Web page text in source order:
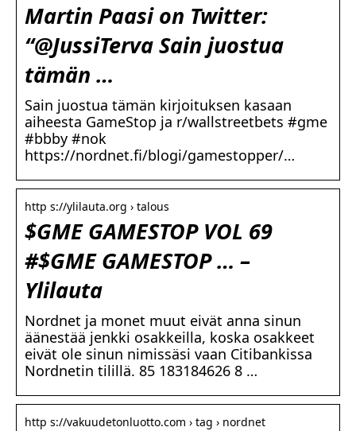
Martin Paasi on Twitter:
“@JussiTerva Sain juostua
tämän …
Sain juostua tämän kirjoituksen kasaan
aiheesta GameStop ja r/wallstreetbets #gme
#bbby #nok
https://nordnet.fi/blogi/gamestopper/…
http s://ylilauta.org › talous
$GME GAMESTOP VOL 69
#$GME GAMESTOP … –
Ylilauta
Nordnet ja monet muut eivät anna sinun
äänestää jenkki osakkeilla, koska osakkeet
eivät ole sinun nimissäsi vaan Citibankissa
Nordnetin tilillä. 85 183184626 8 …
http s://vakuudetonluotto.com › tag › nordnet